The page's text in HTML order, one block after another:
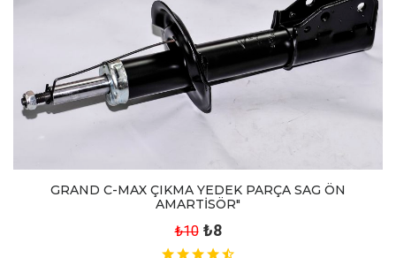
GRAND C-MAX ÇIKMA YEDEK PARÇA SAG ÖN
AMARTİSÖR"
₺10 ₺8